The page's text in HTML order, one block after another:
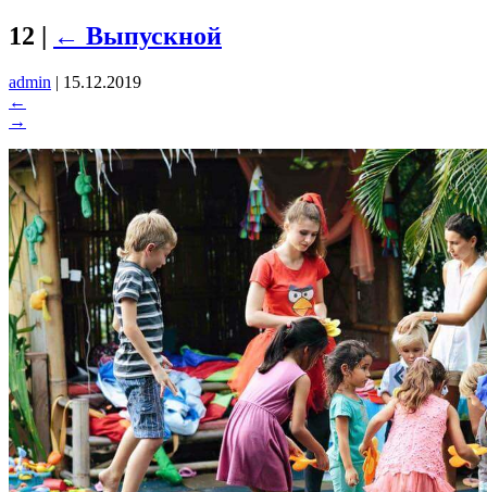
12 | ← Выпускной
admin | 15.12.2019
←
→